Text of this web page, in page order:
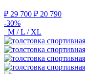
₽ 29 700 ₽ 20 790
-30%
M / L / XL